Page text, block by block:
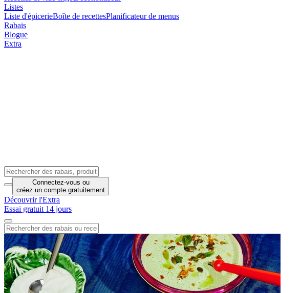
Listes
Liste d'épicerieBoîte de recettesPlanificateur de menus
Rabais
Blogue
Extra
Connectez-vous ou
créez un compte gratuitement
Découvrir l'Extra
Essai gratuit 14 jours